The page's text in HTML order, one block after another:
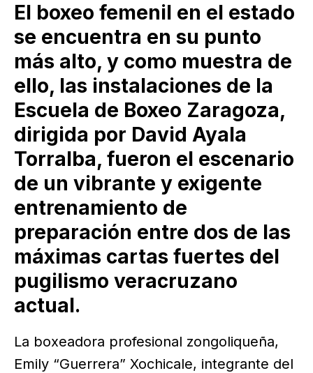
El boxeo femenil en el estado
se encuentra en su punto
más alto, y como muestra de
ello, las instalaciones de la
Escuela de Boxeo Zaragoza,
dirigida por David Ayala
Torralba, fueron el escenario
de un vibrante y exigente
entrenamiento de
preparación entre dos de las
máximas cartas fuertes del
pugilismo veracruzano
actual.
La boxeadora profesional zongoliqueña,
Emily “Guerrera” Xochicale, integrante del